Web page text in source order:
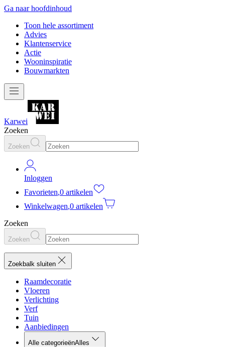
Ga naar hoofdinhoud
Toon hele assortiment
Advies
Klantenservice
Actie
Wooninspiratie
Bouwmarkten
Karwei
Zoeken
Zoeken
Inloggen
Favorieten,0 artikelen
Winkelwagen,0 artikelen
Zoeken
Zoeken
Zoekbalk sluiten
Raamdecoratie
Vloeren
Verlichting
Verf
Tuin
Aanbiedingen
Alle categorieënAlles